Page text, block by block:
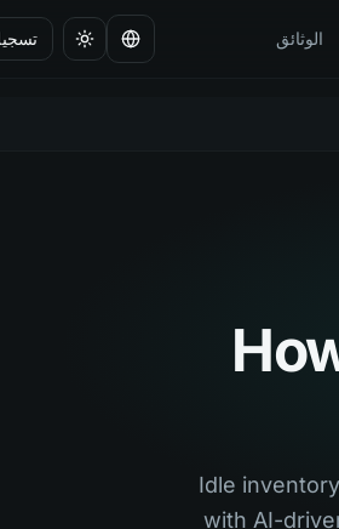
الوثائق تغيير اللغة
Idle
with AI-